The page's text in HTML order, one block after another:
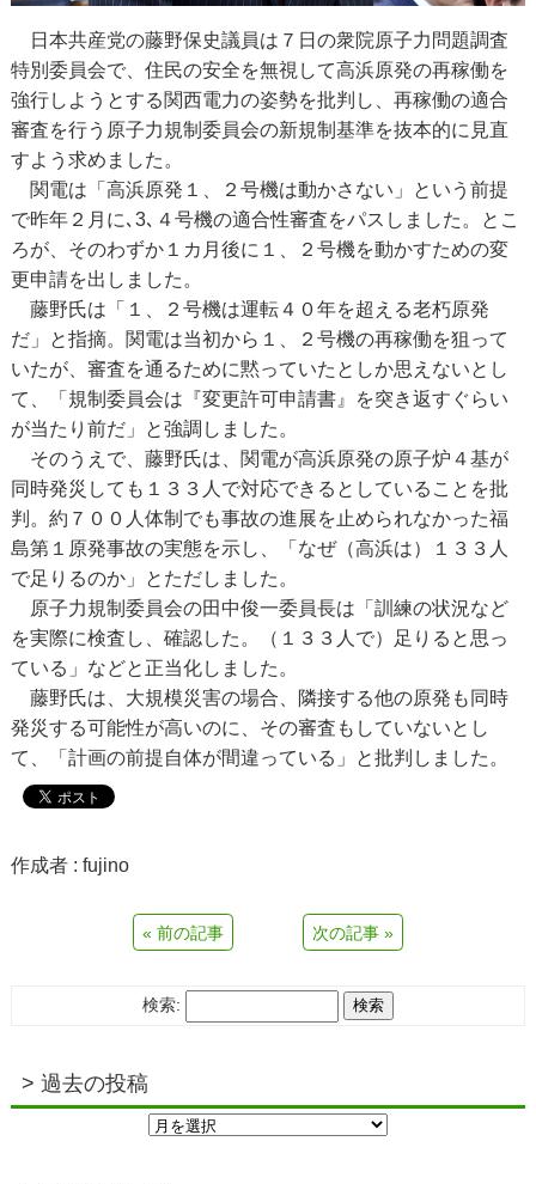
日本共産党の藤野保史議員は７日の衆院原子力問題調査
特別委員会で、住民の安全を無視して高浜原発の再稼働を
強行しようとする関西電力の姿勢を批判し、再稼働の適合
審査を行う原子力規制委員会の新規制基準を抜本的に見直
すよう求めました。
関電は「高浜原発１、２号機は動かさない」という前提
で昨年２月に､3､４号機の適合性審査をパスしました。とこ
ろが、そのわずか１カ月後に１、２号機を動かすための変
更申請を出しました。
藤野氏は「１、２号機は運転４０年を超える老朽原発
だ」と指摘。関電は当初から１、２号機の再稼働を狙って
いたが、審査を通るために黙っていたとしか思えないとし
て、「規制委員会は『変更許可申請書』を突き返すぐらい
が当たり前だ」と強調しました。
そのうえで、藤野氏は、関電が高浜原発の原子炉４基が
同時発災しても１３３人で対応できるとしていることを批
判。約７００人体制でも事故の進展を止められなかった福
島第１原発事故の実態を示し、「なぜ（高浜は）１３３人
で足りるのか」とただしました。
原子力規制委員会の田中俊一委員長は「訓練の状況など
を実際に検査し、確認した。（１３３人で）足りると思っ
ている」などと正当化しました。
藤野氏は、大規模災害の場合、隣接する他の原発も同時
発災する可能性が高いのに、その審査もしていないとし
て、「計画の前提自体が間違っている」と批判しました。
作成者 : fujino
« 前の記事 次の記事 »
検索:
過去の投稿